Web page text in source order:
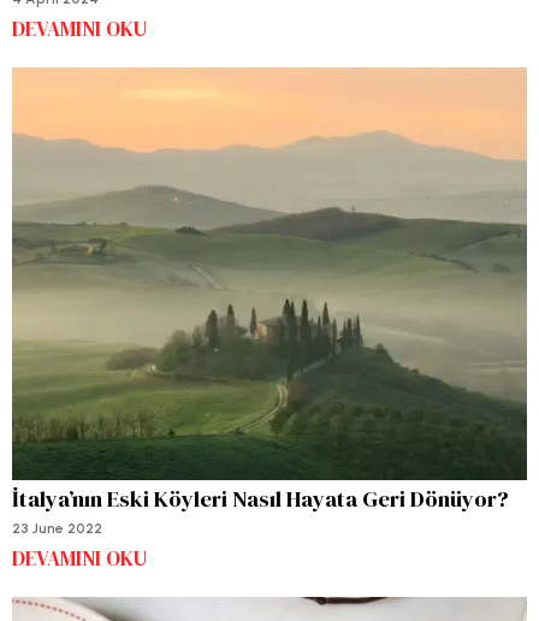
DEVAMINI OKU
İtalya’nın Eski Köyleri Nasıl Hayata Geri Dönüyor?
23 June 2022
DEVAMINI OKU